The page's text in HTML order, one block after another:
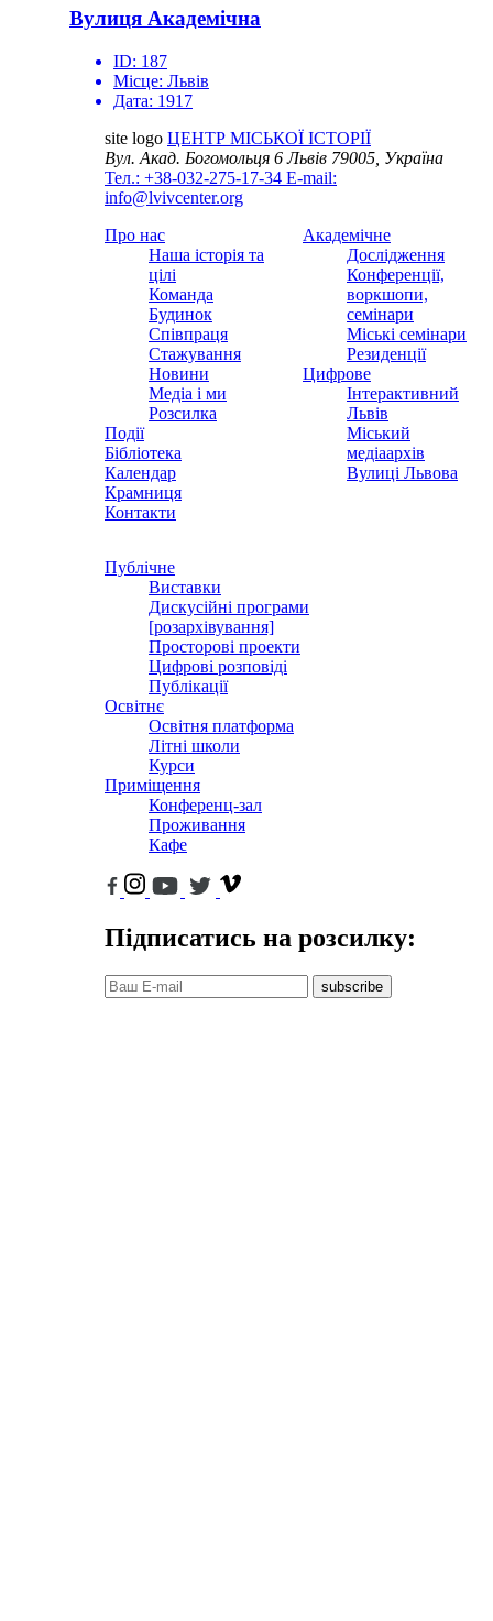
Вулиця Академічна
ID: 187
Місце: Львів
Дата: 1917
site logo ЦЕНТР МІСЬКОЇ ІСТОРІЇ
Вул. Акад. Богомольця 6Львів 79005, Україна
Тел.: +38-032-275-17-34 E-mail:
info@lvivcenter.org
Про нас
Наша історія та
цілі
Команда
Будинок
Співпраця
Стажування
Новини
Медіа і ми
Розсилка
Події
Бібліотека
Календар
Крамниця
Контакти
Академічне
Дослідження
Конференції,
воркшопи,
семінари
Міські семінари
Резиденції
Цифрове
Інтерактивний
Львів
Міський
медіаархів
Вулиці Львова
Публічне
Виставки
Дискусійні програми
[розархівування]
Просторові проекти
Цифрові розповіді
Публікації
Освітнє
Освітня платформа
Літні школи
Курси
Приміщення
Конференц-зал
Проживання
Кафе
Підписатись на розсилку:
subscribe